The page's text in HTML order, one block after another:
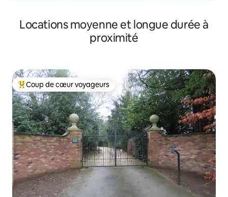
Locations moyenne et longue durée à
proximité
Coups de cœur voyageurs les plus appréciés
Coup de cœur voyageurs